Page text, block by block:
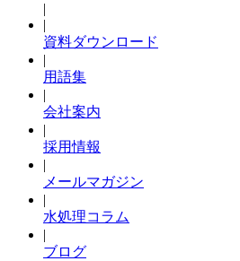
|
|
資料ダウンロード
|
用語集
|
会社案内
|
採用情報
|
メールマガジン
|
水処理コラム
|
ブログ